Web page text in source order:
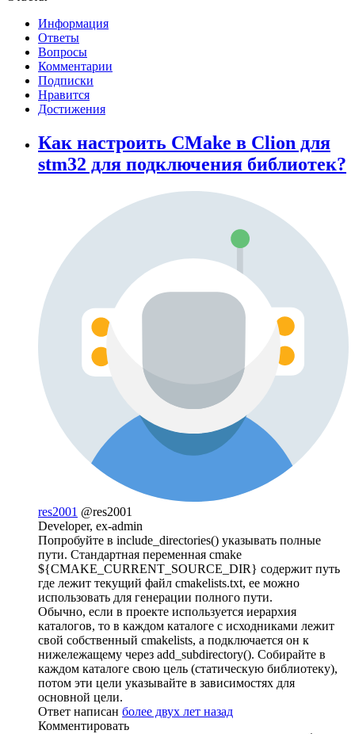
Информация
Ответы
Вопросы
Комментарии
Подписки
Нравится
Достижения
Как настроить CMake в Clion для
stm32 для подключения библиотек?
res2001 @res2001
Developer, ex-admin
Попробуйте в include_directories() указывать полные
пути. Стандартная переменная cmake
${CMAKE_CURRENT_SOURCE_DIR} содержит путь
где лежит текущий файл cmakelists.txt, ее можно
использовать для генерации полного пути.
Обычно, если в проекте используется иерархия
каталогов, то в каждом каталоге с исходниками лежит
свой собственный cmakelists, а подключается он к
нижележащему через add_subdirectory(). Собирайте в
каждом каталоге свою цель (статическую библиотеку),
потом эти цели указывайте в зависимостях для
основной цели.
Ответ написан более двух лет назад
Комментировать